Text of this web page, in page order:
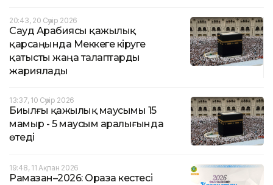
20:43, 20 Сәуір 2026
Сауд Арабиясы қажылық
қарсаңында Меккеге кіруге
қатысты жаңа талаптарды
жариялады
13:37, 10 Сәуір 2026
Биылғы қажылық маусымы 15
мамыр - 5 маусым аралығында
өтеді
19:48, 11 Ақпан 2026
Рамазан–2026: Ораза кестесі